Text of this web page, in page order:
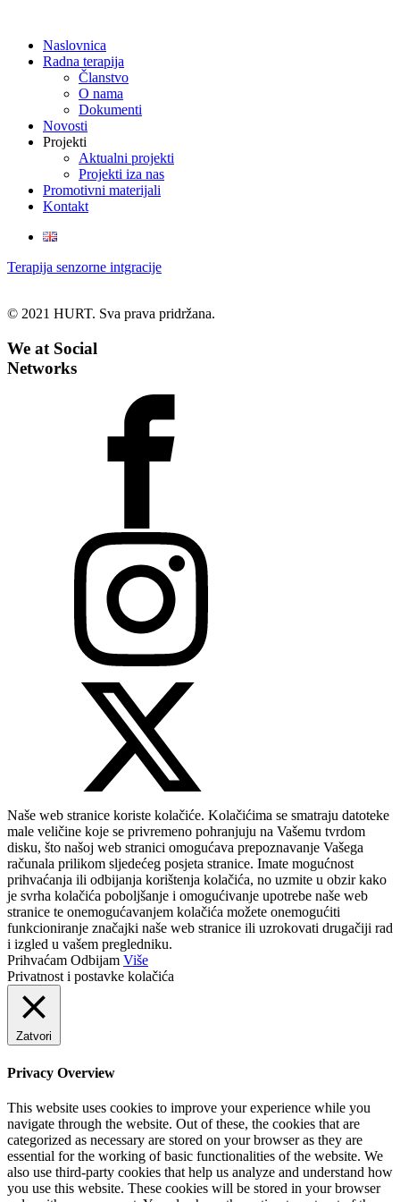
Naslovnica
Radna terapija
Članstvo
O nama
Dokumenti
Novosti
Projekti
Aktualni projekti
Projekti iza nas
Promotivni materijali
Kontakt
Terapija senzorne intgracije
© 2021 HURT. Sva prava pridržana.
We at Social
Networks
Naše web stranice koriste kolačiće. Kolačićima se smatraju datoteke
male veličine koje se privremeno pohranjuju na Vašemu tvrdom
disku, što našoj web stranici omogućava prepoznavanje Vašega
računala prilikom sljedećeg posjeta stranice. Imate mogućnost
prihvaćanja ili odbijanja korištenja kolačića, no uzmite u obzir kako
je svrha kolačića poboljšanje i omogućivanje upotrebe naše web
stranice te onemogućavanjem kolačića možete onemogućiti
funkcioniranje značajki naše web stranice ili uzrokovati drugačiji rad
i izgled u vašem pregledniku.
Prihvaćam Odbijam Više
Privatnost i postavke kolačića
Zatvori
Privacy Overview
This website uses cookies to improve your experience while you
navigate through the website. Out of these, the cookies that are
categorized as necessary are stored on your browser as they are
essential for the working of basic functionalities of the website. We
also use third-party cookies that help us analyze and understand how
you use this website. These cookies will be stored in your browser